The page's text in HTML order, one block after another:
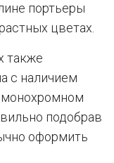
портьеры
цветах.
также
с наличием
монохромном
подобрав
оформить